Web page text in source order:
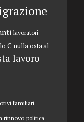
lavoratori
C nulla osta al
lavoro
familiari
rinnovo politica